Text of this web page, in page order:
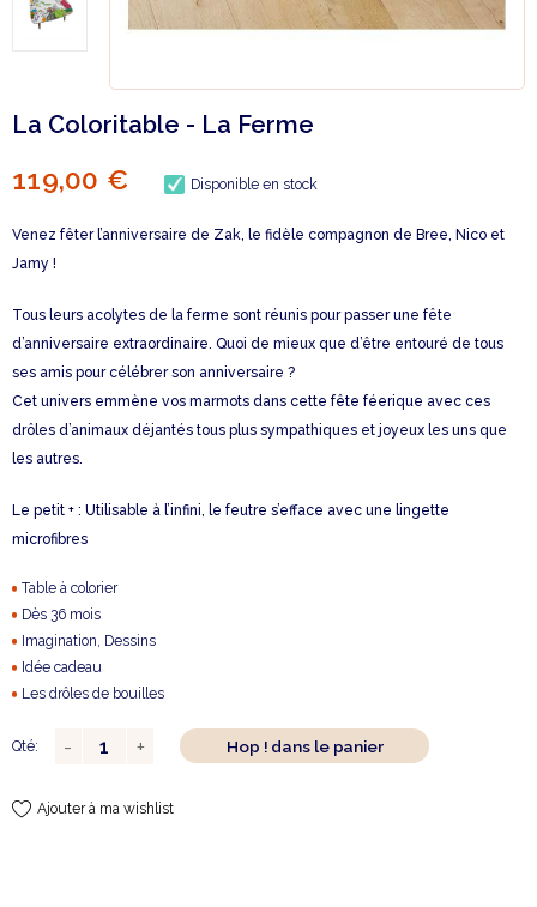
La Coloritable - La Ferme
119,00 € Disponible en stock
Venez fêter l’anniversaire de Zak, le fidèle compagnon de Bree, Nico et
Jamy !
Tous leurs acolytes de la ferme sont réunis pour passer une fête
d’anniversaire extraordinaire. Quoi de mieux que d’être entouré de tous
ses amis pour célébrer son anniversaire ?
Cet univers emmène vos marmots dans cette fête féerique avec ces
drôles d’animaux déjantés tous plus sympathiques et joyeux les uns que
les autres.
Le petit + : Utilisable à l’infini, le feutre s’efface avec une lingette
microfibres
Table à colorier
Dès 36 mois
Imagination, Dessins
Idée cadeau
Les drôles de bouilles
Qté: Hop ! dans le panier
Ajouter à ma wishlist